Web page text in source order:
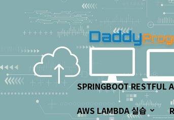
아
프
로
머
의
좌
충
SPRINGBOOT RESTFUL
AWS LAMBDA 실습